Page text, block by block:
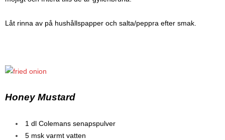
Låt rinna av på hushållspapper och salta/peppra efter smak.
Honey Mustard
1 dl Colemans senapspulver
5 msk varmt vatten